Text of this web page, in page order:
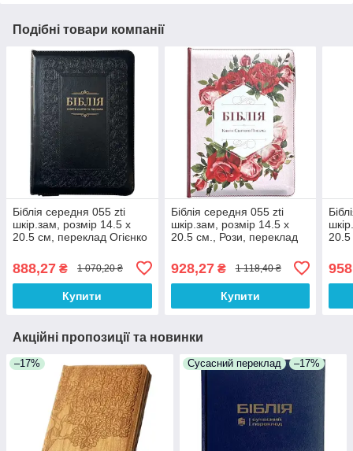
Подібні товари компанії
Біблія середня 055 zti
шкір.зам, розмір 14.5 х
20.5 см, переклад Огієнко
888,27 ₴ 1 070,20 ₴
Купити
Біблія середня 055 zti
шкір.зам, розмір 14.5 х
20.5 см., Рози, переклад
928,27₴ 1 118,40 ₴
Купити
20.5
Акційні пропозиції та новинки
–17% Сусасний переклад –17%